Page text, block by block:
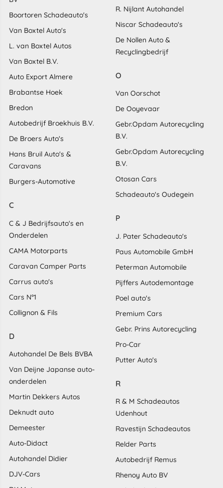
Boortoren Schadeauto's
Van Boxtel Auto's
L. van Boxtel Autos
Van Boxtel B.V.
Auto Export Almere
Brabantse Hoek
Bredon
Autobedrijf Broekhuis B.V.
De Broers Auto's
Hans Bruil Auto's &
Caravans
Burgers-Automotive
C
C & J Bedrijfsauto's en
Onderdelen
CAMA Motorparts
Caravan Camper Parts
Carrus auto's
Cars N°1
Collignon & Fils
D
Autohandel De Bels BVBA
Van Deijne Japanse auto-
onderdelen
Martin Dekkers Autos
Deknudt auto
Demeester
Auto-Didact
Autohandel Didier
DJV-Cars
R. Nijlant Autohandel
Niscar Schadeauto's
De Nollen Auto &
Recyclingbedrijf
O
Van Oorschot
De Ooyevaar
Gebr.Opdam Autorecycling
B.V.
Gebr.Opdam Autorecycling
B.V.
Otosan Cars
Schadeauto's Oudegein
P
J. Pater Schadeauto's
Paus Automobile GmbH
Peterman Automobile
Pijffers Autodemontage
Poel auto's
Premium Cars
Gebr. Prins Autorecycling
Pro-Car
Putter Auto's
R
R & M Schadeautos
Udenhout
Ravestijn Schadeautos
Relder Parts
Autobedrijf Remus
Rhenoy Auto BV